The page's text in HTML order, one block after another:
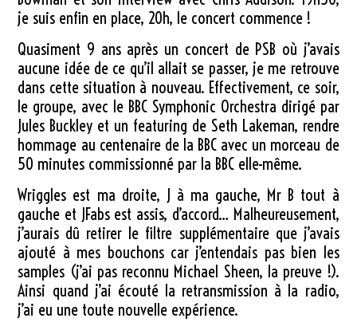
je suis enfin en place, 20h, le concert commence !
Quasiment 9 ans après un concert de PSB où j’avais
aucune idée de ce qu’il allait se passer, je me retrouve
dans cette situation à nouveau. Effectivement, ce soir,
le groupe, avec le BBC Symphonic Orchestra dirigé par
Jules Buckley et un featuring de Seth Lakeman, rendre
hommage au centenaire de la BBC avec un morceau de
50 minutes commissionné par la BBC elle-même.
Wriggles est ma droite, J à ma gauche, Mr B tout à
gauche et JFabs est assis, d’accord… Malheureusement,
j’aurais dû retirer le filtre supplémentaire que j’avais
ajouté à mes bouchons car j’entendais pas bien les
samples (j’ai pas reconnu Michael Sheen, la preuve !).
Ainsi quand j’ai écouté la retransmission à la radio,
j’ai eu une toute nouvelle expérience.